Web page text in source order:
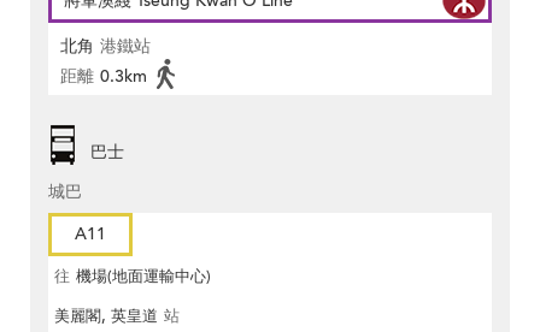
北角 港鐵站
距離 0.3km
巴士
城巴
A11
往 機場(地面運輸中心)
美麗閣, 英皇道 站